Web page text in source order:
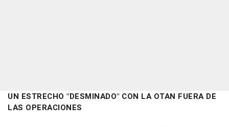
UN ESTRECHO "DESMINADO" CON LA OTAN FUERA DE
LAS OPERACIONES